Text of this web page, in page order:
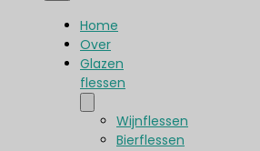
Home
Over
Glazen
flessen
Wijnflessen
Bierflessen